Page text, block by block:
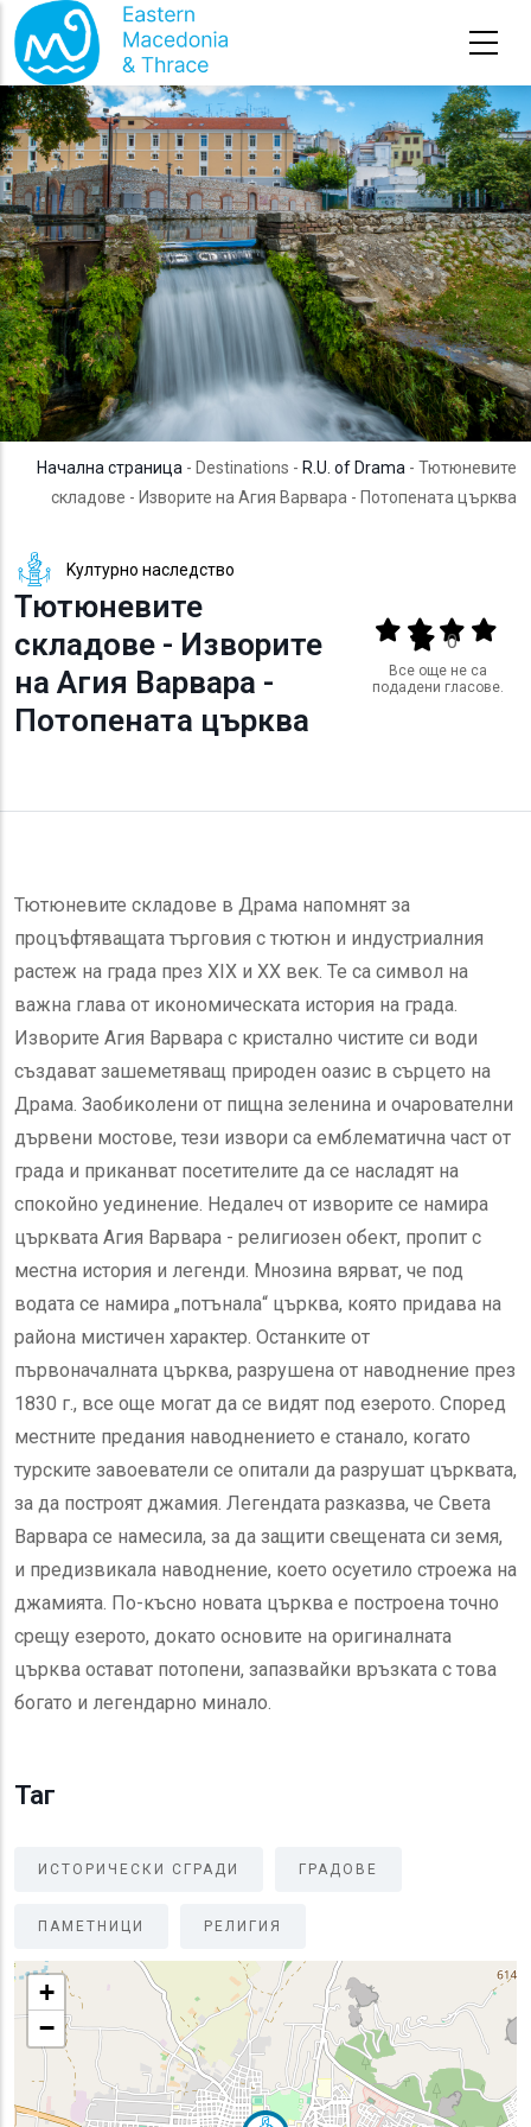
Премини към основното съдържание
Начална страница - Destinations - R.U. of Drama - Тютюневите
складове - Изворите на Агия Варвара - Потопената църква
Kултурно наследство
Тютюневите
складове - Изворите
на Агия Варвара -
Потопената църква
Output format
(star)(star)(star)
(star)
0
Все още не са
подадени гласове.
Тютюневите складове в Драма напомнят за
процъфтяващата търговия с тютюн и индустриалния
растеж на града през XIX и XX век. Те са символ на
важна глава от икономическата история на града.
Изворите Агия Варвара с кристално чистите си води
създават зашеметяващ природен оазис в сърцето на
Драма. Заобиколени от пищна зеленина и очарователни
дървени мостове, тези извори са емблематична част от
града и приканват посетителите да се насладят на
спокойно уединение. Недалеч от изворите се намира
църквата Агия Варвара - религиозен обект, пропит с
местна история и легенди. Мнозина вярват, че под
водата се намира „потънала“ църква, която придава на
района мистичен характер. Останките от
първоначалната църква, разрушена от наводнение през
1830 г., все още могат да се видят под езерото. Според
местните предания наводнението е станало, когато
турските завоеватели се опитали да разрушат църквата,
за да построят джамия. Легендата разказва, че Света
Варвара се намесила, за да защити свещената си земя,
и предизвикала наводнение, което осуетило строежа на
джамията. По-късно новата църква е построена точно
срещу езерото, докато основите на оригиналната
църква остават потопени, запазвайки връзката с това
богато и легендарно минало.
Таг
ИСТОРИЧЕСКИ СГРАДИ ГРАДОВЕ
ПАМЕТНИЦИ РЕЛИГИЯ
+
−